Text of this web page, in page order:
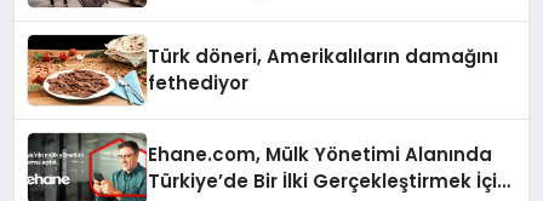
Türk döneri, Amerikalıların damağını
fethediyor
Ehane.com, Mülk Yönetimi Alanında
Türkiye’de Bir İlki Gerçekleştirmek İçin